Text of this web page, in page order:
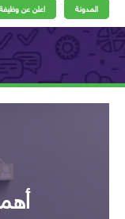
اعلن عن وظيفة مجانا